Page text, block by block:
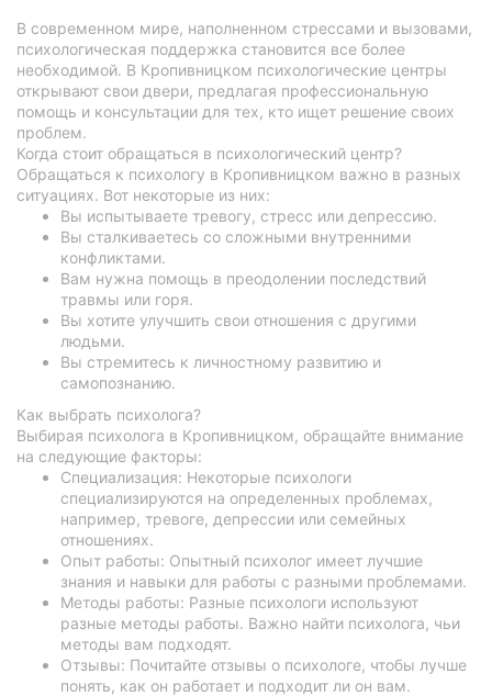
В современном мире, наполненном стрессами и вызовами,
психологическая поддержка становится все более
необходимой. В Кропивницком психологические центры
открывают свои двери, предлагая профессиональную
помощь и консультации для тех, кто ищет решение своих
проблем.
Когда стоит обращаться в психологический центр?
Обращаться к психологу в Кропивницком важно в разных
ситуациях. Вот некоторые из них:
Вы испытываете тревогу, стресс или депрессию.
Вы сталкиваетесь со сложными внутренними
конфликтами.
Вам нужна помощь в преодолении последствий
травмы или горя.
Вы хотите улучшить свои отношения с другими
людьми.
Вы стремитесь к личностному развитию и
самопознанию.
Как выбрать психолога?
Выбирая психолога в Кропивницком, обращайте внимание
на следующие факторы:
Специализация: Некоторые психологи
специализируются на определенных проблемах,
например, тревоге, депрессии или семейных
отношениях.
Опыт работы: Опытный психолог имеет лучшие
знания и навыки для работы с разными проблемами.
Методы работы: Разные психологи используют
разные методы работы. Важно найти психолога, чьи
методы вам подходят.
Отзывы: Почитайте отзывы о психологе, чтобы лучше
понять, как он работает и подходит ли он вам.